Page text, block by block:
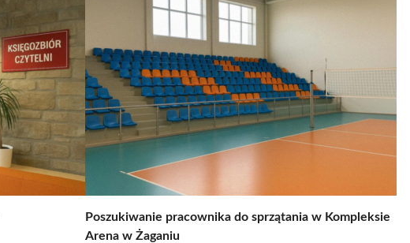
Poszukiwanie pracownika do sprzątania w Kompleksie
Arena w Żaganiu